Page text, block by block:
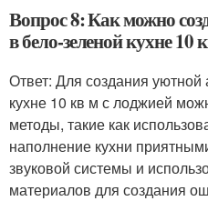
Вопрос 8: Как можно
в бело-зеленой кухне 10
Ответ: Для создания
кухне 10 кв м с лоджией
методы, такие как
наполнение кухни
звуковой системы и
материалов для создания